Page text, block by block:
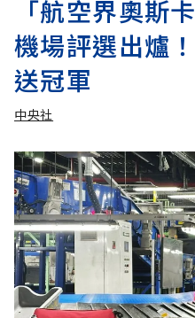
「航空界奧斯
機場評選出爐
送冠軍
中央社